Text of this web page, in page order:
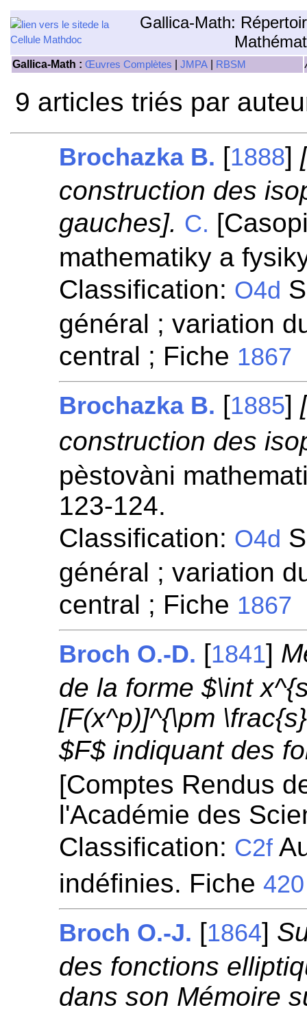
Gallica-Math:
Gallica-Math : Œuvres Complètes JMPA RBSM
9 articles triés par
Brochazka B. [1888]
construction des
gauches]. C.
mathematiky a
Classification: O4d
général ; variation
central ; Fiche 1867
Brochazka B. [1885]
construction des
pèstovàni
123-124.
Classification: O4d
général ; variation
central ; Fiche 1867
Broch O.-D. [1841]
de la forme $\int
[F(x^p)]^{\pm
$F$ indiquant des
[Comptes Rendus
l'Académie des
Classification: C2f
indéfinies. Fiche420
Broch O.-J. [1864]
des fonctions
dans son Mémoire